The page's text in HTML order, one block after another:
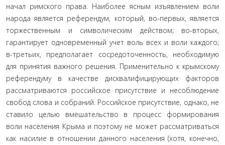
начал римского права. Наиболее ясным изъявлением воли
на­рода является референдум, который, во-первых, является
тор­жественным и символическим действом; во-вторых,
гаранти­рует одновременный учет воль всех и воли каждого;
в-третьих, предполагает сосредоточенность, необходимую
для принятия важного решения. Применительно к крымскому
референ­думу в качестве дисквалифицирующих факторов
рассматри­ваются российское присутствие и несоблюдение
свобод слова и собраний. Российское присутствие, однако, не
ставило це­лью вмешательство в процесс формирования
воли населения Крыма и поэтому не может рассматриваться
как насилие в от­ношении данного населения (хотя, конечно,